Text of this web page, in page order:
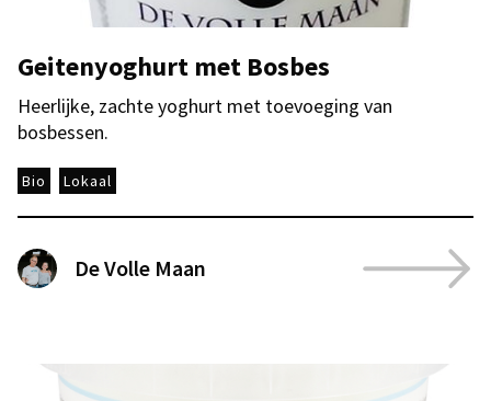
Geitenyoghurt met Bosbes
Heerlijke, zachte yoghurt met toevoeging van
bosbessen.
Bio Lokaal
De Volle Maan